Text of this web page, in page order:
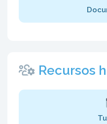
Recursos